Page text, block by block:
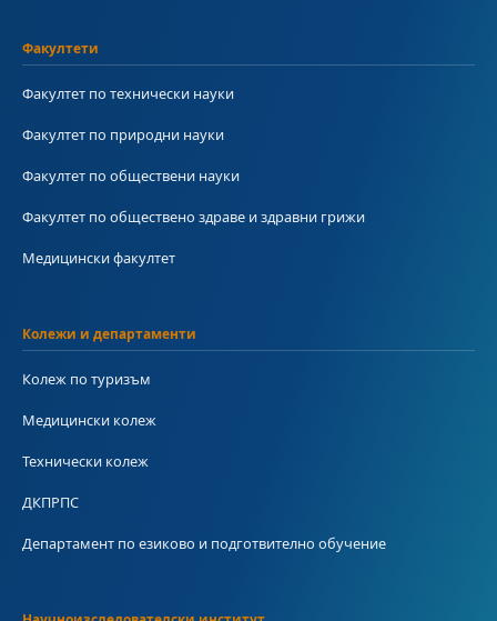
Факултети
Факултет по технически науки
Факултет по природни науки
Факултет по обществени науки
Факултет по обществено здраве и здравни грижи
Медицински факултет
Колежи и департаменти
Колеж по туризъм
Медицински колеж
Технически колеж
ДКПРПС
Департамент по езиково и подготвително обучение